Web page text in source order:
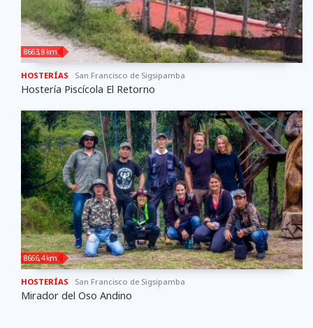
8663,8 km
HOSTERÍAS San Francisco de Sigsipamba
Hostería Piscícola El Retorno
8666,4 km
HOSTERÍAS San Francisco de Sigsipamba
Mirador del Oso Andino